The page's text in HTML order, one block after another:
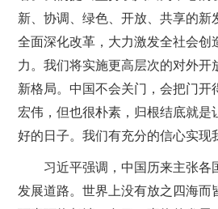
新、协调、绿色、开放、共享的新
全面深化改革，大力激发全社会创
力。我们将实施更高层次的对外开
新格局。中国不会关门，会把门开
宏伟，但也很朴素，归根结底就是
好的日子。我们有充分的信心实现
习近平强调，中国历来主张各
发展道路。世界上没有放之四海而